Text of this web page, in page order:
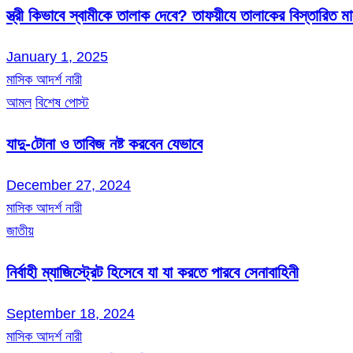
স্ত্রী কিভাবে স্বামীকে তালাক দেবে? তাফয়ীযে তালাকের বিস্তারিত
January 1, 2025
মাসিক আদর্শ নারী
আমল বিশেষ পোস্ট
যাদু-টোনা ও তাবিজ নষ্ট করবেন যেভাবে
December 27, 2024
মাসিক আদর্শ নারী
জাতীয়
নির্বাহী ম্যাজিস্ট্রেট হিসেবে যা যা করতে পারবে সেনাবাহিনী
September 18, 2024
মাসিক আদর্শ নারী